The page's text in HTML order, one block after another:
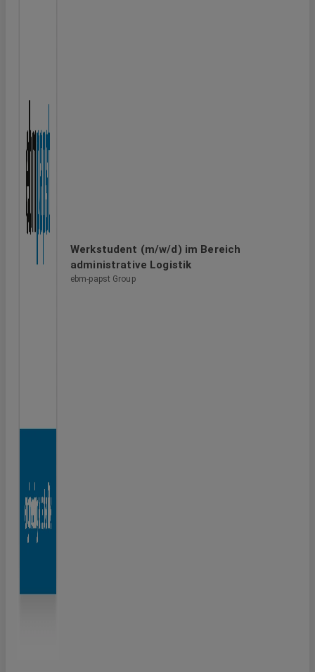
Werkstudent (m/w/d) im Bereich
administrative Logistik
ebm-papst Group